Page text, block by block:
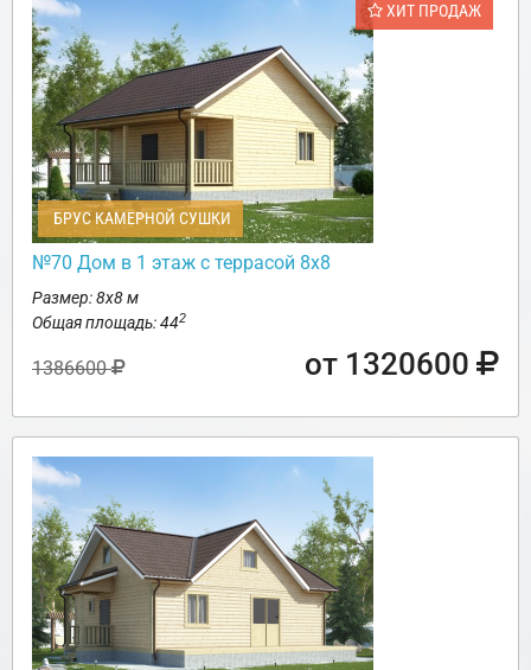
ХИТ ПРОДАЖ
БРУС КАМЕРНОЙ СУШКИ
№70 Дом в 1 этаж с террасой 8х8
Размер: 8х8 м
Общая площадь: 442
1386600 от 1320600